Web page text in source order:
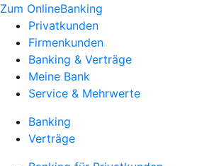
Zum OnlineBanking
Privatkunden
Firmenkunden
Banking & Verträge
Meine Bank
Service & Mehrwerte
Banking
Verträge